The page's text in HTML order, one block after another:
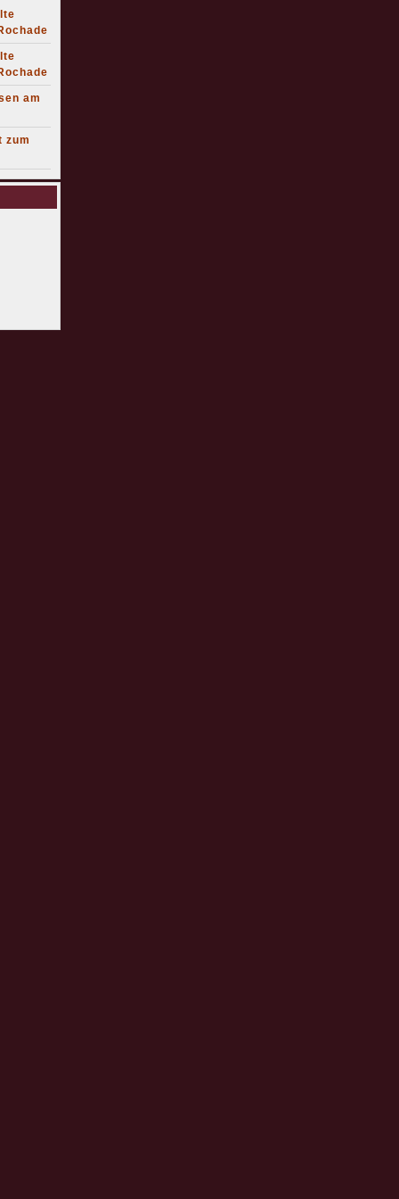
am
zum